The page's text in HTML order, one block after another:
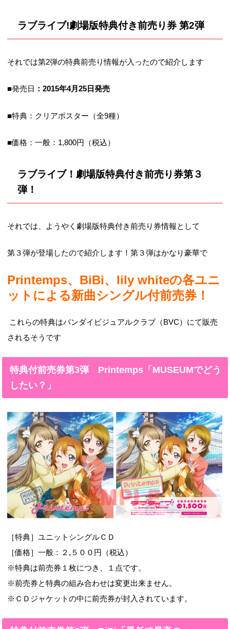
ラブライブ!劇場版特典付き前売り券 第2弾
それでは第2弾の特典前売り情報が入ったので紹介します
■発売日 ：2015年4月25日発売
■特典：クリアポスター（全9種）
■価格：一般：1,800円（税込）
ラブライブ！劇場版特典付き前売り券第３
弾！
それでは、ようやく劇場版特典付き前売り券情報として
第３弾が登場したので紹介します！第３弾はかなり豪華で
Printemps、BiBi、lily whiteの各ユニ
ットによる新曲シングル付前売券！
これらの特典はバンダイビジュアルクラブ（BVC）にて販売
されるそうです
特典付前売券第3弾 Printemps「MUSEUMでどう
したい？」
［特典］ユニットシングルＣＤ
［価格］一般：２,５００円（税込）
※特典は前売券１枚につき、１点です。
※前売券と特典の組み合わせは変更出来ません。
※ＣＤジャケットの中に前売券が封入されています。